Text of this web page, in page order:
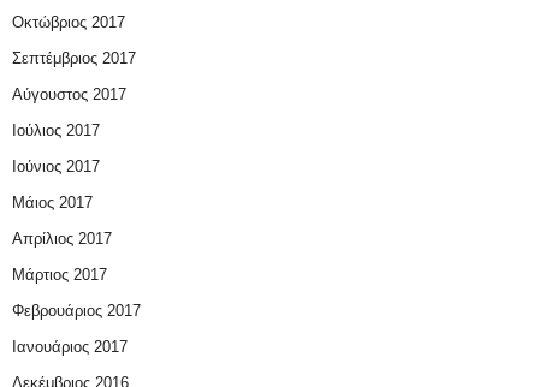
Οκτώβριος 2017
Σεπτέμβριος 2017
Αύγουστος 2017
Ιούλιος 2017
Ιούνιος 2017
Μάιος 2017
Απρίλιος 2017
Μάρτιος 2017
Φεβρουάριος 2017
Ιανουάριος 2017
Δεκέμβριος 2016